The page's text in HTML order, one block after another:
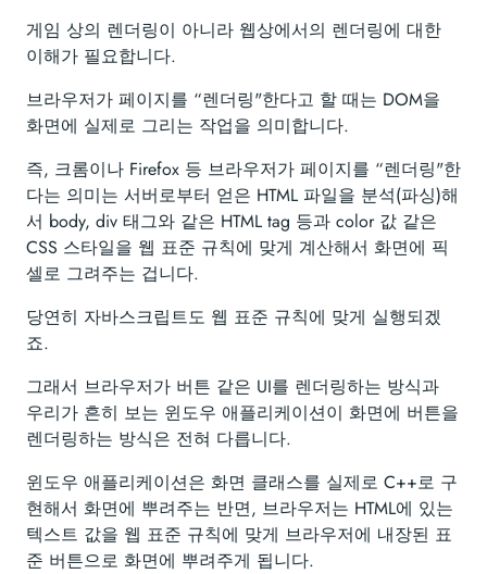
게임 상의 렌더링이 아니라 웹상에서의 렌더링에 대한
이해가 필요합니다.
브라우저가 페이지를 “렌더링"한다고 할 때는 DOM을
화면에 실제로 그리는 작업을 의미합니다.
즉, 크롬이나 Firefox 등 브라우저가 페이지를 “렌더링"한
다는 의미는 서버로부터 얻은 HTML 파일을 분석(파싱)해
서 body, div 태그와 같은 HTML tag 등과 color 값 같은
CSS 스타일을 웹 표준 규칙에 맞게 계산해서 화면에 픽
셀로 그려주는 겁니다.
당연히 자바스크립트도 웹 표준 규칙에 맞게 실행되겠
죠.
그래서 브라우저가 버튼 같은 UI를 렌더링하는 방식과
우리가 흔히 보는 윈도우 애플리케이션이 화면에 버튼을
렌더링하는 방식은 전혀 다릅니다.
윈도우 애플리케이션은 화면 클래스를 실제로 C++로 구
현해서 화면에 뿌려주는 반면, 브라우저는 HTML에 있는
텍스트 값을 웹 표준 규칙에 맞게 브라우저에 내장된 표
준 버튼으로 화면에 뿌려주게 됩니다.